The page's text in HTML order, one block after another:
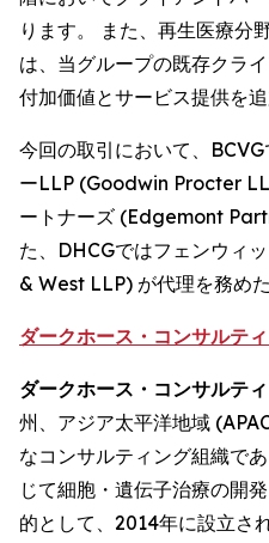
ります。 また、再生医療分
は、当グループの既存クラ
付加価値とサービス提供を
今回の取引において、
ーLLP (Goodwin Procter
ートナーズ (Edgemont
た、DHCGではフェンウィ
& West LLP) が代理を務めた
ダークホース・コンサルテ
ダークホース・コンサルテ
州、アジア太平洋地域
なコンサルティング組織で
じて細胞・遺伝子治療の開
的として、2014年に設立さ